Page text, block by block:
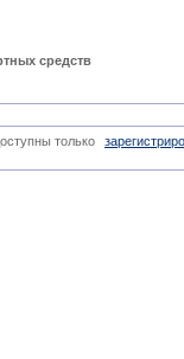
средств
только